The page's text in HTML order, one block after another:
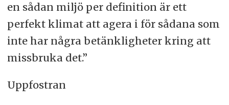
en sådan miljö per definition är ett
perfekt klimat att agera i för sådana som
inte har några betänkligheter kring att
missbruka det.”
Uppfostran